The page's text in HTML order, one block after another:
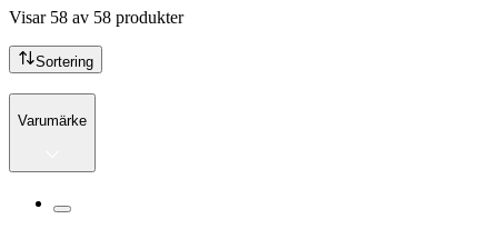
Visar58 av 58 produkter
Sortering
Varumärke